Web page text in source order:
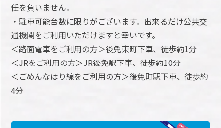
任を負いません。
・駐車可能台数に限りがございます。出来るだけ公共交
通機関をご利用いただけますと幸いです。
＜路面電車をご利用の方＞後免東町下車、徒歩約1分
＜JRをご利用の方＞JR後免駅下車、徒歩約10分
＜ごめんなはり線をご利用の方＞後免町駅下車、徒歩約
4分